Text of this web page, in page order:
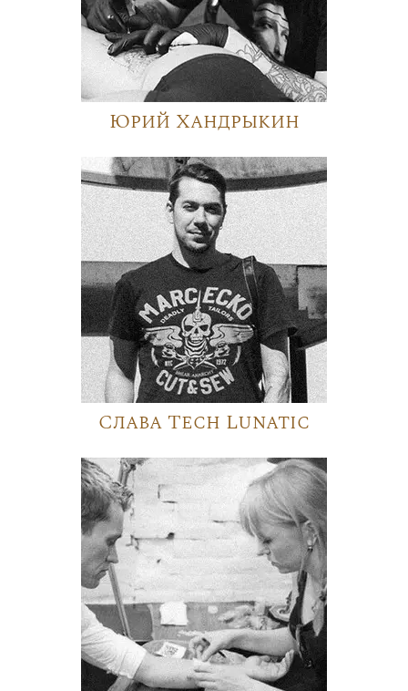
Юрий Хандрыкин
Слава Tech Lunatic